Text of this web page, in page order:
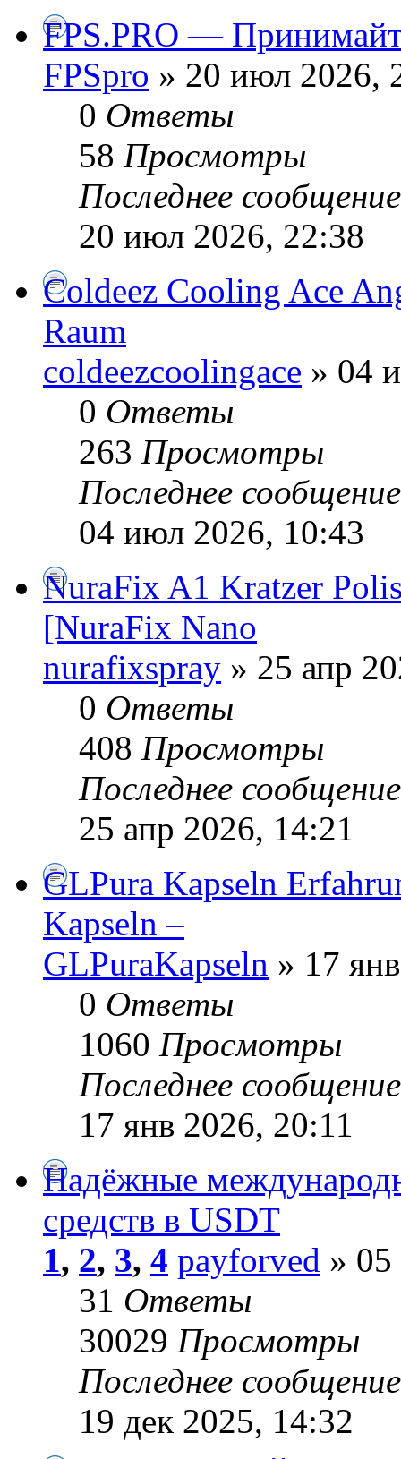
FPS.PRO —
FPSpro » 20 июл 2026,
0 Ответы
58 Просмотры
Последнее
20 июл 2026, 22:38
Coldeez Cooling Ace
Raum
coldeezcoolingace » 04
0 Ответы
263 Просмотры
Последнее
04 июл 2026, 10:43
NuraFix A1 Kratzer
[NuraFix Nano
nurafixspray » 25 апр
0 Ответы
408 Просмотры
Последнее
25 апр 2026, 14:21
GLPura Kapseln
Kapseln –
GLPuraKapseln » 17
0 Ответы
1060 Просмотры
Последнее
17 янв 2026, 20:11
Надёжные
средств в USDT
1, 2, 3, 4 payforved » 05
31 Ответы
30029 Просмотры
Последнее
19 дек 2025, 14:32